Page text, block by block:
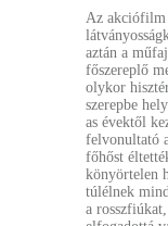
Az akciófilm
aztán a
főszereplő
olykor
szerepbe
as évektől
felvonultató
főhőst
könyörtelen
túlélnek
a